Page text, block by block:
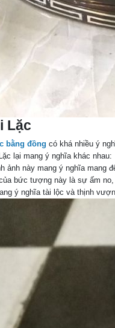
Lặc
bằng đồng có khá nhiều ý
lại mang ý nghĩa khác nhau:
ảnh này mang ý nghĩa mang
bức tượng này là sự ấm
ý nghĩa tài lộc và thịnh